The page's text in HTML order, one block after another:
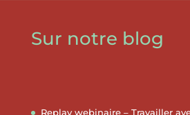
Sur notre blog
Replay webinaire – Travailler